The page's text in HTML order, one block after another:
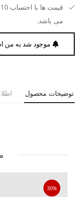
می باشد.
موجود شد به من
توضیحات محصول
30%